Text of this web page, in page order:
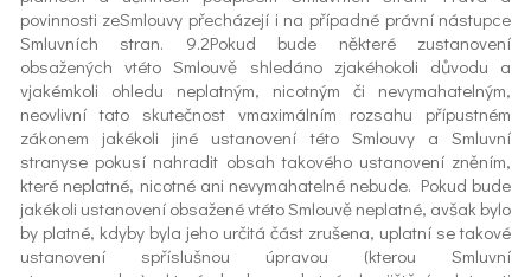
povinnosti zeSmlouvy přecházejí i na případné právní nástupce
Smluvních stran. 9.2Pokud bude některé zustanovení
obsažených vtéto Smlouvě shledáno zjakéhokoli důvodu a
vjakémkoli ohledu neplatným, nicotným či nevymahatelným,
neovlivní tato skutečnost vmaximálním rozsahu přípustném
zákonem jakékoli jiné ustanovení této Smlouvy a Smluvní
stranyse pokusí nahradit obsah takového ustanovení zněním,
které neplatné, nicotné ani nevymahatelné nebude. Pokud bude
jakékoli ustanovení obsažené vtéto Smlouvě neplatné, avšak bylo
by platné, kdyby byla jeho určitá část zrušena, uplatní se takové
ustanovení spříslušnou úpravou (kterou Smluvní